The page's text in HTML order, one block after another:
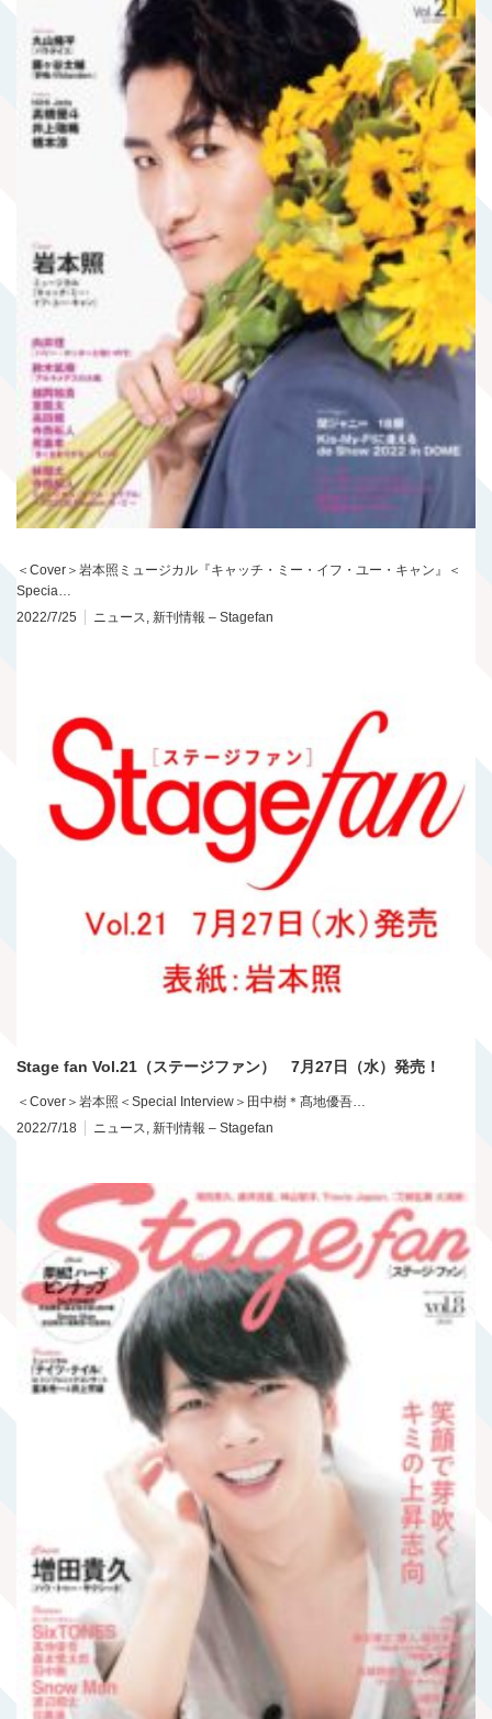
＜Cover＞岩本照ミュージカル『キャッチ・ミー・イフ・ユー・キャン』＜
Specia…
2022/7/25
ニュース 新刊情報 – Stagefan
Stage fan Vol.21（ステージファン） 7月27日（水）発売！
＜Cover＞岩本照＜Special Interview＞田中樹＊髙地優吾…
2022/7/18
ニュース 新刊情報 – Stagefan